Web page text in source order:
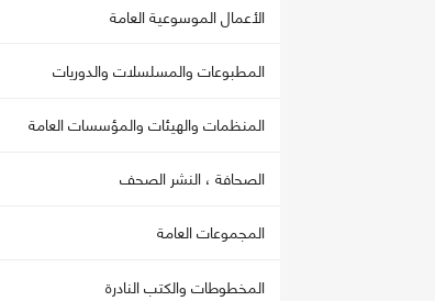
الأعمال الموسوعية العامة
المطبوعات والمسلسلات والدوريات
المنظمات والهيئات والمؤسسات العامة
الصحافة ، النشر الصحف
المجموعات العامة
المخطوطات والكتب النادرة